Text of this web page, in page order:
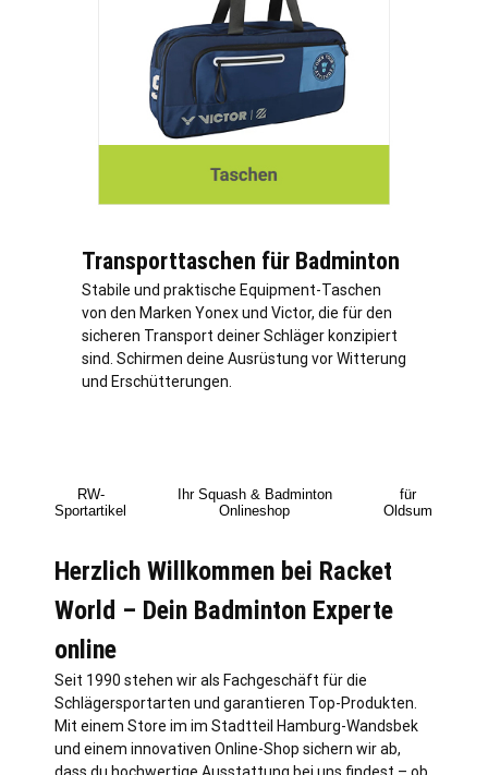
Transporttaschen für Badminton
Stabile und praktische Equipment-Taschen
von den Marken Yonex und Victor, die für den
sicheren Transport deiner Schläger konzipiert
sind. Schirmen deine Ausrüstung vor Witterung
und Erschütterungen.
RW-
Sportartikel
Ihr Squash & Badminton
Onlineshop
für
Oldsum
Herzlich Willkommen bei Racket
World – Dein Badminton Experte
online
Seit 1990 stehen wir als Fachgeschäft für die
Schlägersportarten und garantieren Top-Produkten.
Mit einem Store im im Stadtteil Hamburg-Wandsbek
und einem innovativen Online-Shop sichern wir ab,